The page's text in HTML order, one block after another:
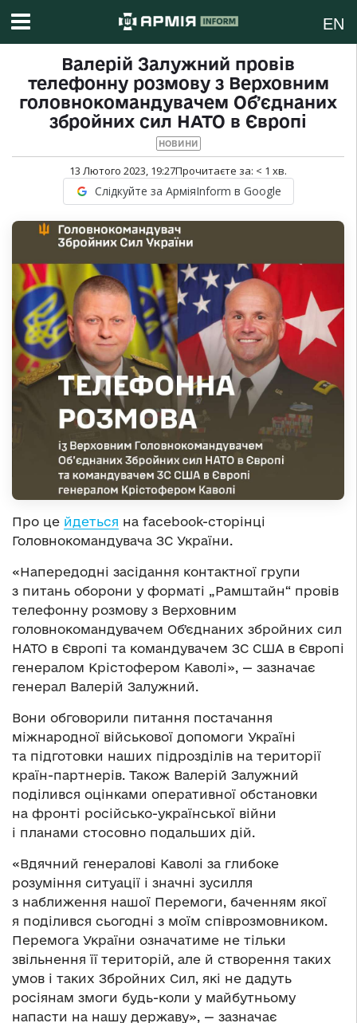
EN
Валерій Залужний провів
телефонну розмову з Верховним
головнокомандувачем Обʼєднаних
збройних сил НАТО в Європі
НОВИНИ
13 Лютого 2023, 19:27Прочитаєте за: < 1 хв.
Слідкуйте за АрміяInform в Google
Про це йдеться на facebook-сторінці
Головнокомандувача ЗС України.
«Напередодні засідання контактної групи
з питань оборони у форматі „Рамштайн“ провів
телефонну розмову з Верховним
головнокомандувачем Обʼєднаних збройних сил
НАТО в Європі та командувачем ЗС США в Європі
генералом Крістофером Каволі», — зазначає
генерал Валерій Залужний.
Вони обговорили питання постачання
міжнародної військової допомоги Україні
та підготовки наших підрозділів на території
країн-партнерів. Також Валерій Залужний
поділився оцінками оперативної обстановки
на фронті російсько-української війни
і планами стосовно подальших дій.
«Вдячний генералові Каволі за глибоке
розуміння ситуації і значні зусилля
з наближення нашої Перемоги, баченням якої
я поділився сьогодні з моїм співрозмовником.
Перемога України означатиме не тільки
звільнення її територій, але й створення таких
умов і таких Збройних Сил, які не дадуть
росіянам змоги будь-коли у майбутньому
напасти на нашу державу», — зазначає